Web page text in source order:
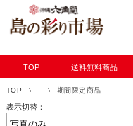
TOP 送料無料商品
TOP - 期間限定商品
表示切替：